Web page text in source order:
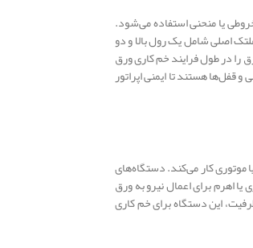
یا منحنی استفاده می‌شود.
اصلی شامل یک رول بالا و دو
را در طول فرایند خم کاری ورق
هستند تا ایمنی اپراتور
موتوری کار می‌کند. دستگاه‌های
اهرم برای اعمال نیرو به ورق
این دستگاه برای خم کاری